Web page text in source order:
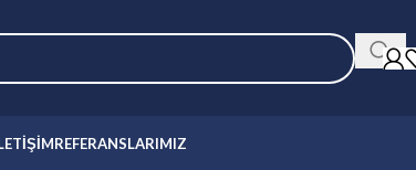
REFERANSLARIMIZ